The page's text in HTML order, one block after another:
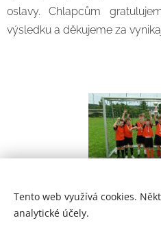
oslavy. Chlapcům
výsledku a děkujeme za
Tento web využívá cookies.
analytické účely.